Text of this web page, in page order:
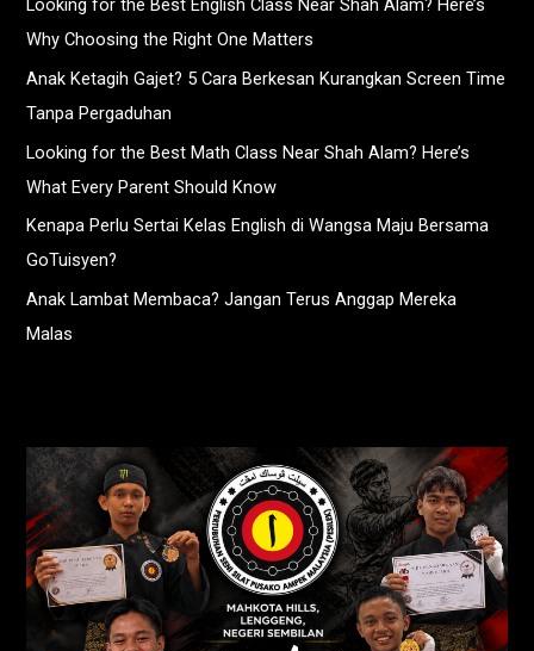
Looking for the Best English Class Near Shah Alam? Here’s
Why Choosing the Right One Matters
Anak Ketagih Gajet? 5 Cara Berkesan Kurangkan Screen Time
Tanpa Pergaduhan
Looking for the Best Math Class Near Shah Alam? Here’s
What Every Parent Should Know
Kenapa Perlu Sertai Kelas English di Wangsa Maju Bersama
GoTuisyen?
Anak Lambat Membaca? Jangan Terus Anggap Mereka
Malas